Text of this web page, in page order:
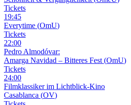
Tickets
19:45
Everytime (OmU)
Tickets
22:00
Pedro Almodóvar:
Amarga Navidad – Bitteres Fest (OmU)
Tickets
24:00
Filmklassiker im Lichtblick-Kino
Casablanca (OV)